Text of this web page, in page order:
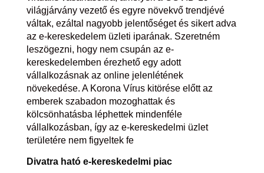
világjárvány vezető és egyre növekvő trendjévé
váltak, ezáltal nagyobb jelentőséget és sikert adva
az e-kereskedelem üzleti iparának. Szeretném
leszögezni, hogy nem csupán az e-
kereskedelemben érezhető egy adott
vállalkozásnak az online jelenlétének
növekedése. A Korona Víruskitörése előtt az
emberek szabadon mozoghattak és
kölcsönhatásba léphettek mindenféle
vállalkozásban, így az e-kereskedelmi üzlet
területére nem figyeltek fe
Divatra ható e-kereskedelmi piac